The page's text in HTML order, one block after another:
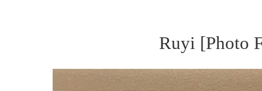
Ruyi [Photo